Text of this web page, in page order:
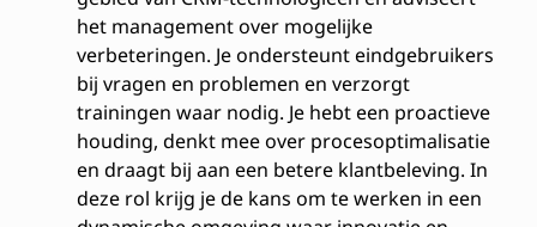
het management over mogelijke
verbeteringen. Je ondersteunt eindgebruikers
bij vragen en problemen en verzorgt
trainingen waar nodig. Je hebt een proactieve
houding, denkt mee over procesoptimalisatie
en draagt bij aan een betere klantbeleving. In
deze rol krijg je de kans om te werken in een